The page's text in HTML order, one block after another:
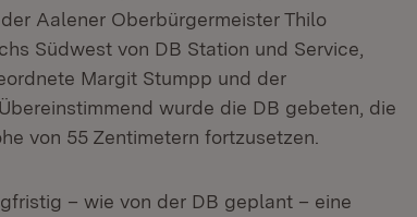
Aalener Oberbürgermeister Thilo
Südwest von DB Station und Service,
Margit Stumpp und der
wurde die DB gebeten, die
von 55 Zentimetern fortzusetzen.
– wie von der DB geplant – eine